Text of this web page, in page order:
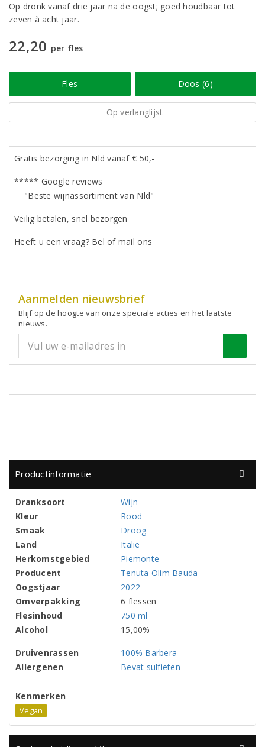
Op dronk vanaf drie jaar na de oogst; goed houdbaar tot
zeven à acht jaar.
22,20 per fles
Fles Doos (6)
Op verlanglijst
Gratis bezorging in Nld vanaf € 50,-
***** Google reviews
"Beste wijnassortiment van Nld"
Veilig betalen, snel bezorgen
Heeft u een vraag? Bel of mail ons
Aanmelden nieuwsbrief
Blijf op de hoogte van onze speciale acties en het laatste
nieuws.
Productinformatie
Dranksoort
Wijn
Kleur
Rood
Smaak
Droog
Land
Italië
Herkomstgebied
Piemonte
Producent
Tenuta Olim Bauda
Oogstjaar
2022
Omverpakking
6 flessen
Flesinhoud
750 ml
Alcohol
15,00%
Druivenrassen
100% Barbera
Allergenen
Bevat sulfieten
Kenmerken
Vegan